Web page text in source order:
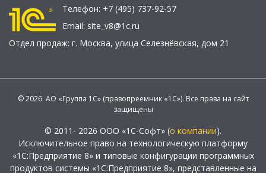
Телефон: +7 (495) 737-92-57
Email: site_v8@1c.ru
Отдел продаж: г. Москва, улица Селезнёвская, дом 21
© 2026 АО «Группа 1С» (правопреемник «1С»). Все права на сайт
защищены
© 2011- 2026 ООО «1С-Софт» (о компании).
Исключительное право на технологическую платформу
«1С:Предприятие 8» и типовые конфигурации программных
продуктов системы «1С:Предприятие 8», представленные на